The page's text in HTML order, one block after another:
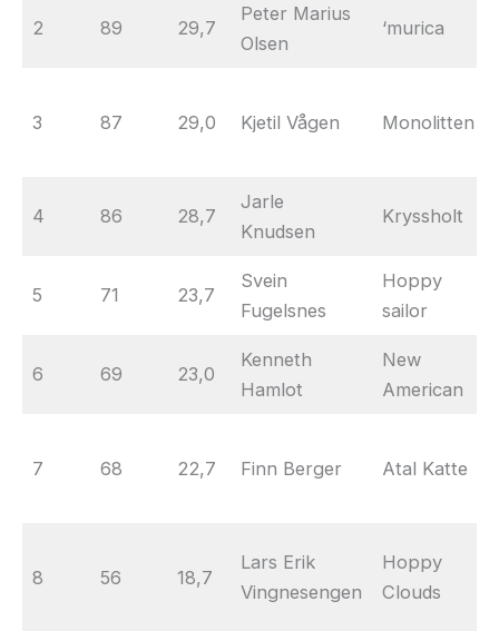
2 89 29,7
Peter Marius
Olsen
‘murica
3 87 29,0 Kjetil Vågen Monolitten
4 86 28,7
Jarle
Knudsen
Kryssholt
5 71 23,7
Svein
Fugelsnes
Hoppy
sailor
6 69 23,0
Kenneth
Hamlot
New
American
7 68 22,7 Finn Berger Atal Katte
8 56 18,7
Lars Erik
Vingnesengen
Hoppy
Clouds